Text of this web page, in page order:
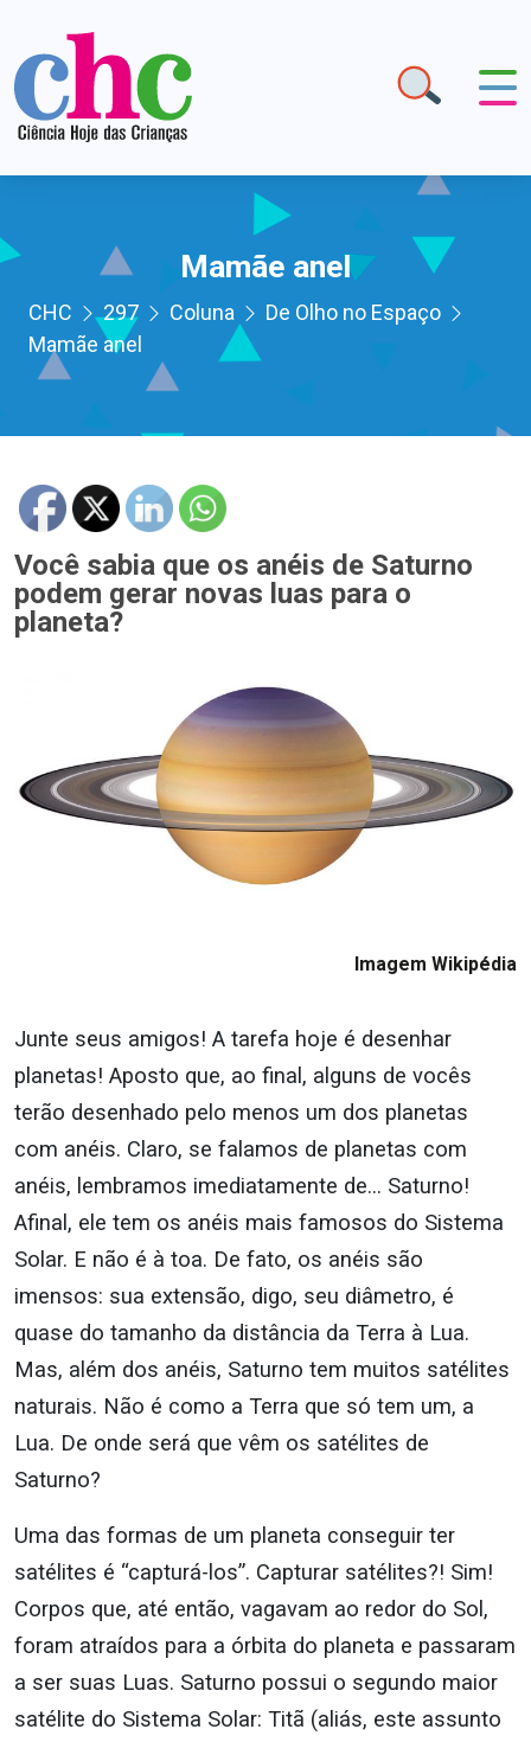
Mamãe anel
CHC 297 Coluna
De Olho no Espaço
Mamãe anel
Você sabia que os anéis de Saturno
podem gerar novas luas para o
planeta?
Imagem Wikipédia
Junte seus amigos! A tarefa hoje é desenhar
planetas! Aposto que, ao final, alguns de vocês
terão desenhado pelo menos um dos planetas
com anéis. Claro, se falamos de planetas com
anéis, lembramos imediatamente de… Saturno!
Afinal, ele tem os anéis mais famosos do Sistema
Solar. E não é à toa. De fato, os anéis são
imensos: sua extensão, digo, seu diâmetro, é
quase do tamanho da distância da Terra à Lua.
Mas, além dos anéis, Saturno tem muitos satélites
naturais. Não é como a Terra que só tem um, a
Lua. De onde será que vêm os satélites de
Saturno?
Uma das formas de um planeta conseguir ter
satélites é “capturá-los”. Capturar satélites?! Sim!
Corpos que, até então, vagavam ao redor do Sol,
foram atraídos para a órbita do planeta e passaram
a ser suas Luas. Saturno possui o segundo maior
satélite do Sistema Solar: Titã (aliás, este assunto